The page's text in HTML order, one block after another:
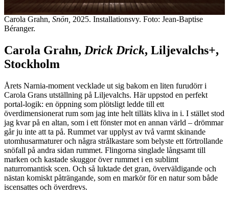
Carola Grahn, Snön, 2025. Installationsvy. Foto: Jean-Baptise
Béranger.
Carola Grahn, Drick Drick, Liljevalchs+,
Stockholm
Årets Narnia-moment vecklade ut sig bakom en liten furudörr i
Carola Grans utställning på Liljevalchs. Här uppstod en perfekt
portal-logik: en öppning som plötsligt ledde till ett
överdimensionerat rum som jag inte helt tilläts kliva in i. I stället stod
jag kvar på en altan, som i ett fönster mot en annan värld – drömmar
går ju inte att ta på. Rummet var upplyst av två varmt skinande
utomhusarmaturer och några strålkastare som belyste ett förtrollande
snöfall på andra sidan rummet. Flingorna singlade långsamt till
marken och kastade skuggor över rummet i en sublimt
naturromantisk scen. Och så luktade det gran, överväldigande och
nästan komiskt påträngande, som en markör för en natur som både
iscensattes och överdrevs.